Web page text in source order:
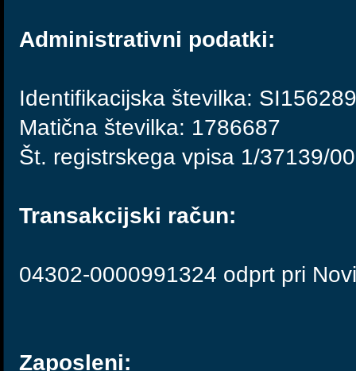
Administrativni podatki:
Identifikacijska številka:
Matična številka: 1786687
Št. registrskega vpisa 1/37139/
Transakcijski račun:
04302-0000991324 odprt pri
Zaposleni: